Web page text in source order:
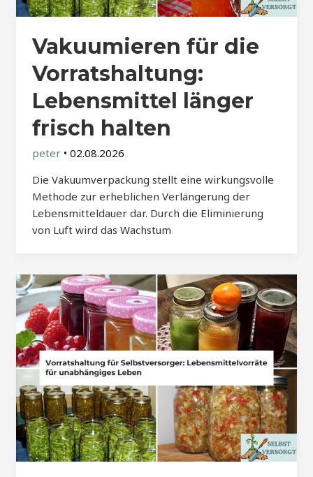
Vakuumieren für die
Vorratshaltung:
Lebensmittel länger
frisch halten
peter • 02.08.2026
Die Vakuumverpackung stellt eine wirkungsvolle
Methode zur erheblichen Verlängerung der
Lebensmitteldauer dar. Durch die Eliminierung
von Luft wird das Wachstum